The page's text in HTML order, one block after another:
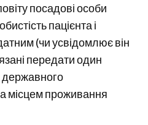
посадові особи
пацієнта і
(чи усвідомлює він
передати один
державного
місцем проживання